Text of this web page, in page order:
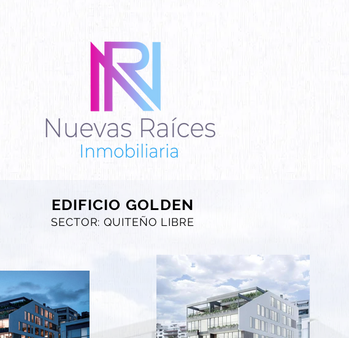
EDIFICIO GOLDEN
SECTOR: QUITEÑO LIBRE